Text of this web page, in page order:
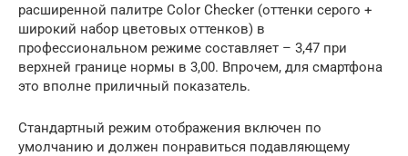
расширенной палитре Color Checker (оттенки серого +
широкий набор цветовых оттенков) в
профессиональном режиме составляет – 3,47 при
верхней границе нормы в 3,00. Впрочем, для смартфона
это вполне приличный показатель.
Стандартный режим отображения включен по
умолчанию и должен понравиться подавляющему